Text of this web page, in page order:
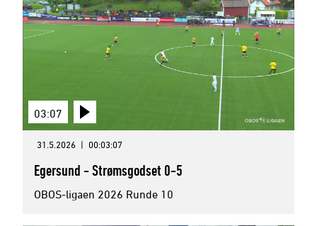
03:07
31.5.2026 | 00:03:07
Egersund - Strømsgodset 0-5
OBOS-ligaen 2026 Runde 10